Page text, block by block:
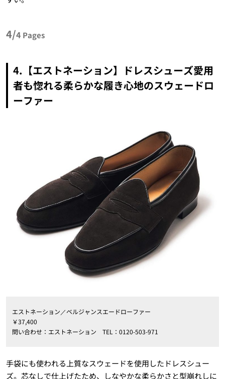
4/4 Pages
4.【エストネーション】ドレスシューズ愛用
者も惚れる柔らかな履き心地のスウェードロ
ーファー
エストネーション／ベルジャンスエードローファー
￥37,400
問い合わせ：エストネーション TEL：0120-503-971
手袋にも使われる上質なスウェードを使用したドレスシュー
ズ。芯なしで仕上げたため、しなやかな柔らかさと型崩れしに